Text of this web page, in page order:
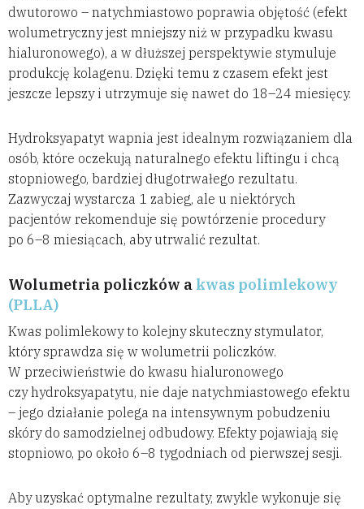
dwutorowo – natychmiastowo poprawia objętość (efekt
wolumetryczny jest mniejszy niż w przypadku kwasu
hialuronowego), a w dłuższej perspektywie stymuluje
produkcję kolagenu. Dzięki temu z czasem efekt jest
jeszcze lepszy i utrzymuje się nawet do 18–24 miesięcy.
Hydroksyapatyt wapnia jest idealnym rozwiązaniem dla
osób, które oczekują naturalnego efektu liftingu i chcą
stopniowego, bardziej długotrwałego rezultatu.
Zazwyczaj wystarcza 1 zabieg, ale u niektórych
pacjentów rekomenduje się powtórzenie procedury
po 6–8 miesiącach, aby utrwalić rezultat.
Wolumetria policzków a kwas polimlekowy
(PLLA)
Kwas polimlekowy to kolejny skuteczny stymulator,
który sprawdza się w wolumetrii policzków.
W przeciwieństwie do kwasu hialuronowego
czy hydroksyapatytu, nie daje natychmiastowego efektu
– jego działanie polega na intensywnym pobudzeniu
skóry do samodzielnej odbudowy. Efekty pojawiają się
stopniowo, po około 6–8 tygodniach od pierwszej sesji.
Aby uzyskać optymalne rezultaty, zwykle wykonuje się